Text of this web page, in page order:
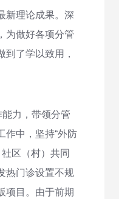
新理论成果。深
为做好各项分管
了学以致用，
力，带领分管
作中，坚持“外防
区（村）共同
热门诊设置不规
项目。由于前期